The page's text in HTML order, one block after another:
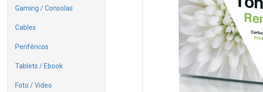
Gaming / Consolas
Cables
Periféricos
Tablets / Ebook
Foto / Video